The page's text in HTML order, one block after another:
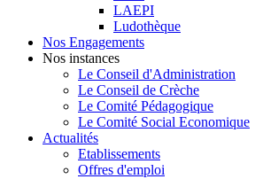
LAEPI
Ludothèque
Nos Engagements
Nos instances
Le Conseil d'Administration
Le Conseil de Crèche
Le Comité Pédagogique
Le Comité Social Economique
Actualités
Etablissements
Offres d'emploi